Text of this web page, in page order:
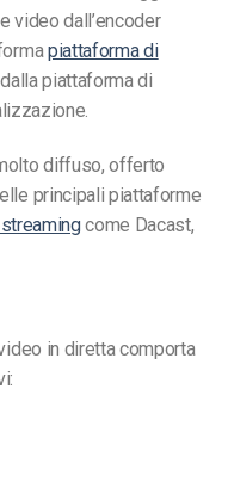
video dall’encoder
piattaforma di
piattaforma di
diffuso, offerto
principali piattaforme
come Dacast,
in diretta comporta